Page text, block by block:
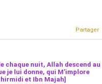
Partager
chaque nuit, Allah descend au
je lui donne, qui M’implore
et Ibn Majah]